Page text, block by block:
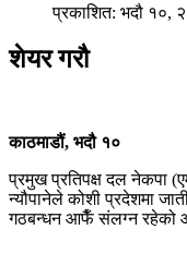
प्रकाशित: भदौ १०,
शेयर गरौ
काठमाडौं, भदौ १०
प्रमुख प्रतिपक्ष दल नेकपा
न्यौपानेले कोशी प्रदेशमा
गठबन्धन आफैँ संलग्न रहेको